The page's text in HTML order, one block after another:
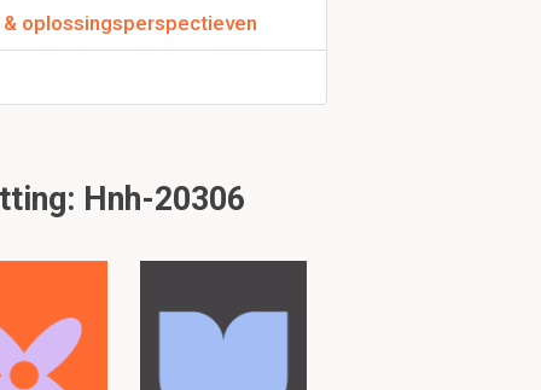
oplossingsperspectieven
Hnh-20306